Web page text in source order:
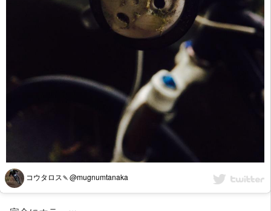
コウタロス🍡@mugnumtanaka